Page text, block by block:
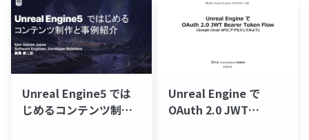
Unreal Engine5 では
じめるコンテンツ制作
Unreal Engine で
OAuth 2.0 JWT